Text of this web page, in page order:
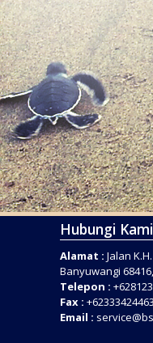
Hubungi Kami
Alamat : Jalan
Banyuwangi
Telepon :
Fax : +62333424463
Email :